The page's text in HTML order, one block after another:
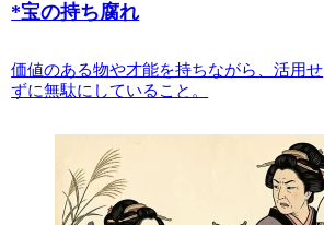
*宝の持ち腐れ
価値のある物や才能を持ちながら、活用せ
ずに無駄にしていること。